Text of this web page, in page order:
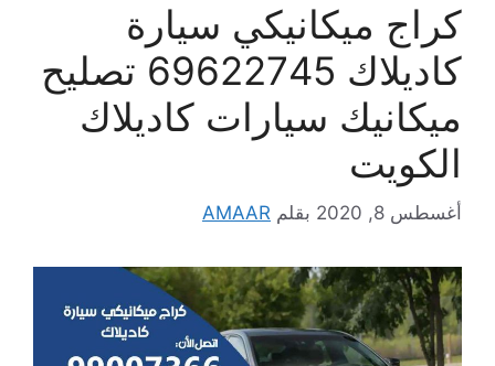
كراج ميكانيكي سيارة
كاديلاك 69622745 تصليح
ميكانيك سيارات كاديلاك
الكويت
أغسطس 8, 2020 بقلم AMAAR